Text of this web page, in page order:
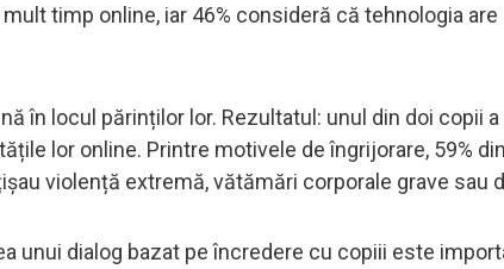
timp online, iar 46% consideră că tehnologia are
în locul părinților lor. Rezultatul: unul din doi copii
lor online. Printre motivele de îngrijorare, 59%
violență extremă, vătămări corporale grave sau
unui dialog bazat pe încredere cu copiii este